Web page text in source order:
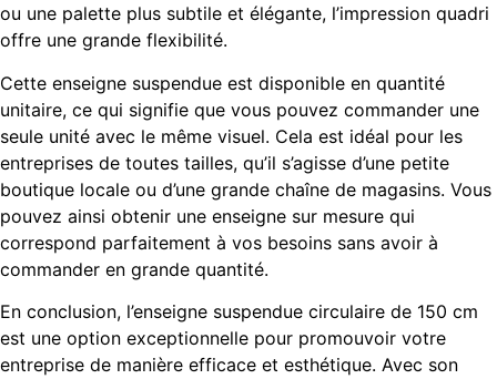
ou une palette plus subtile et élégante, l’impression quadri
offre une grande flexibilité.
Cette enseigne suspendue est disponible en quantité
unitaire, ce qui signifie que vous pouvez commander une
seule unité avec le même visuel. Cela est idéal pour les
entreprises de toutes tailles, qu’il s’agisse d’une petite
boutique locale ou d’une grande chaîne de magasins. Vous
pouvez ainsi obtenir une enseigne sur mesure qui
correspond parfaitement à vos besoins sans avoir à
commander en grande quantité.
En conclusion, l’enseigne suspendue circulaire de 150 cm
est une option exceptionnelle pour promouvoir votre
entreprise de manière efficace et esthétique. Avec son